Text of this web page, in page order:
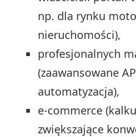
np. dla rynku
nieruchomości),
profesjonalnych
(zaawansowane
automatyzacja),
e-commerce
zwiększające